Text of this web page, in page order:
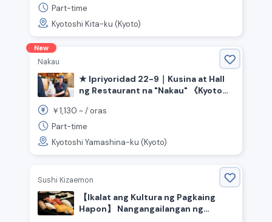
Part-time
Kyotoshi Kita-ku (Kyoto)
New
Nakau
★ Ipriyoridad 22-9｜Kusina at Hall
ng Restaurant na "Nakau" 《Kyoto
Yamasina Ward, Yamasina Station》
￥1,130 ~ /oras
Part-time
Kyotoshi Yamashina-ku (Kyoto)
Sushi Kizaemon
【Ikalat ang Kultura ng Pagkaing
Hapon】 Nangangailangan ng